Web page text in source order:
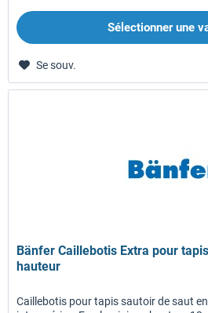
Sélectionner une
Se souv.
Bänfer Caillebotis Extra pour
hauteur
Caillebotis pour tapis sautoir de saut